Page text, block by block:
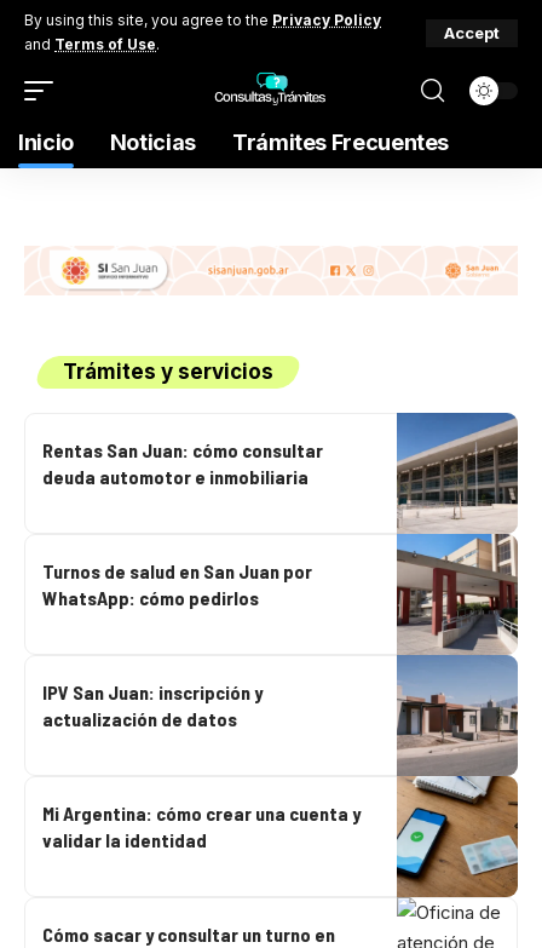
By using this site, you agree to the Privacy Policy
and Terms of Use.
Accept
Inicio Noticias Trámites Frecuentes
Trámites y servicios
Rentas San Juan: cómo consultar
deuda automotor e inmobiliaria
Turnos de salud en San Juan por
WhatsApp: cómo pedirlos
IPV San Juan: inscripción y
actualización de datos
Mi Argentina: cómo crear una cuenta y
validar la identidad
Cómo sacar y consultar un turno en